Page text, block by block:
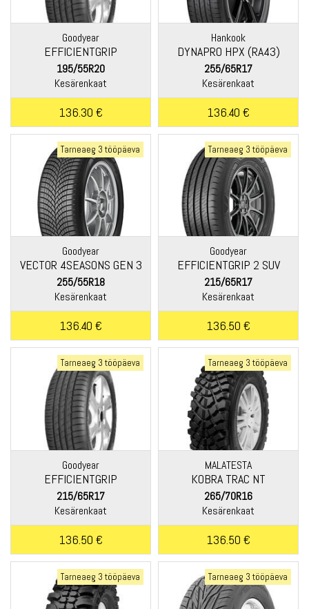
Goodyear
EFFICIENTGRIP
PERFORMANCE
195/55R20
Kesärenkaat
136.30 €
Hankook
DYNAPRO HPX (RA43)
255/65R17
Kesärenkaat
136.40 €
Tarneaeg 3 tööpäeva
Goodyear
VECTOR 4SEASONS GEN 3
255/55R18
Kesärenkaat
136.40 €
Tarneaeg 3 tööpäeva
Goodyear
EFFICIENTGRIP 2 SUV
215/65R17
Kesärenkaat
136.50 €
Tarneaeg 3 tööpäeva
Goodyear
EFFICIENTGRIP
PERFORMANCE
215/65R17
Kesärenkaat
136.50 €
Tarneaeg 3 tööpäeva
MALATESTA
KOBRA TRAC NT
265/70R16
Kesärenkaat
136.50 €
Tarneaeg 3 tööpäeva Tarneaeg 3 tööpäeva